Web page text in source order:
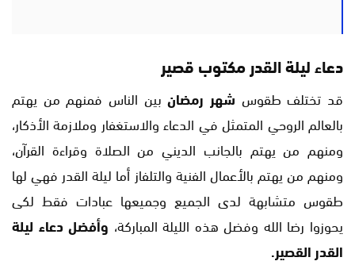
دعاء ليلة القدر مكتوب قصير
قد تختلف طقوس شهر رمضانبين الناس فمنهم من يهتم
بالعالم الروحي المتمثل في الدعاء والاستغفار وملازمة الأذكار،
ومنهم من يهتم بالجانب الديني من الصلاة وقراءة القرآن،
ومنهم من يهتم بالأعمال الفنية والتلفاز أما ليلة القدر فهي لها
طقوس متشابهة لدى الجميع وجميعها عبادات فقط لكى
يحوزوا رضا الله وفضل هذه الليلة المباركة، وأفضل دعاء ليلة
القدر القصير.